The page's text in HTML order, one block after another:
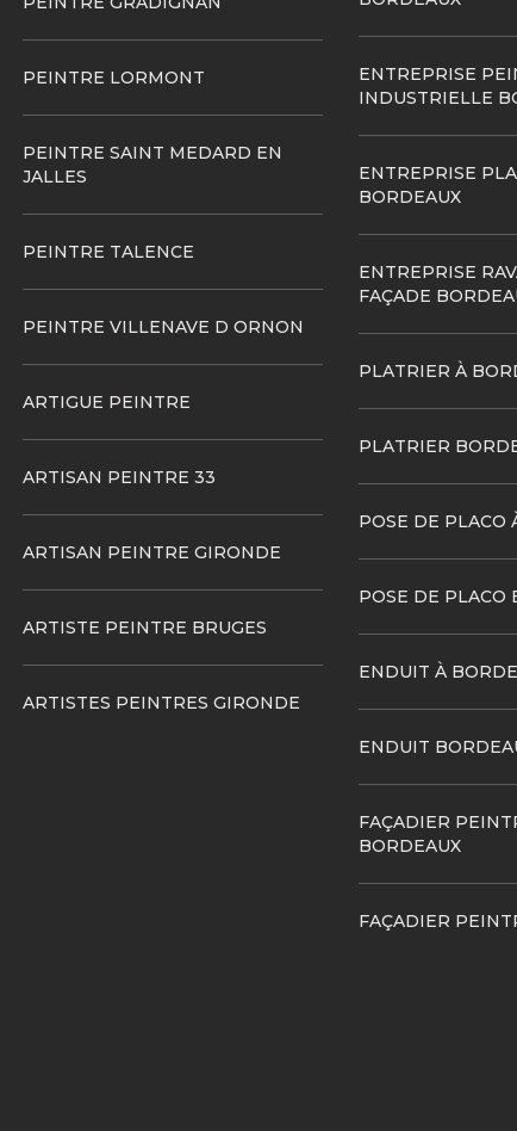
PEINTRE LORMONT
PEINTRE SAINT MEDARD EN
JALLES
PEINTRE TALENCE
PEINTRE VILLENAVE D ORNON
ARTIGUE PEINTRE
ARTISAN PEINTRE 33
ARTISAN PEINTRE GIRONDE
ARTISTE PEINTRE BRUGES
ARTISTES PEINTRES GIRONDE
ENTREPRISE
INDUSTRIELLE
ENTREPRISE
BORDEAUX
ENTREPRISE
FAÇADE
PLATRIER À
PLATRIER
POSE DE PLACO
POSE DE PLACO
ENDUIT À
ENDUIT
FAÇADIER
BORDEAUX
FAÇADIER